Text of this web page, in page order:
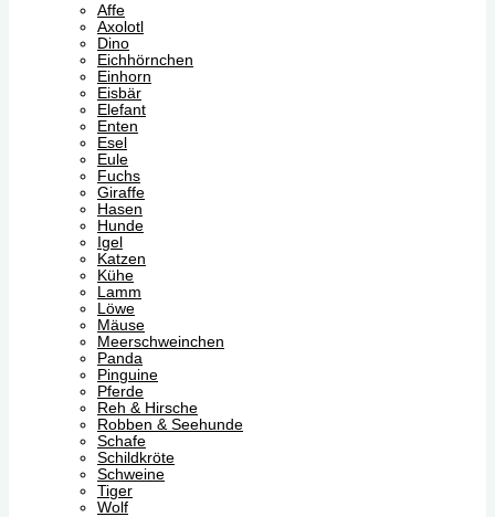
Affe
Axolotl
Dino
Eichhörnchen
Einhorn
Eisbär
Elefant
Enten
Esel
Eule
Fuchs
Giraffe
Hasen
Hunde
Igel
Katzen
Kühe
Lamm
Löwe
Mäuse
Meerschweinchen
Panda
Pinguine
Pferde
Reh & Hirsche
Robben & Seehunde
Schafe
Schildkröte
Schweine
Tiger
Wolf